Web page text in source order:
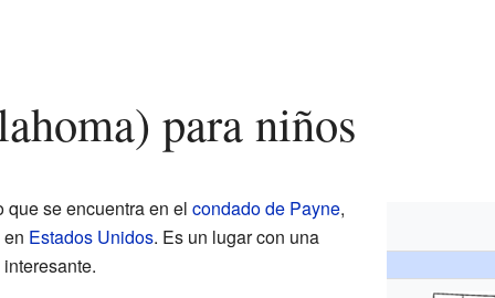
para niños
se encuentra en el condado de Payne,
en Estados Unidos. Es un lugar con una